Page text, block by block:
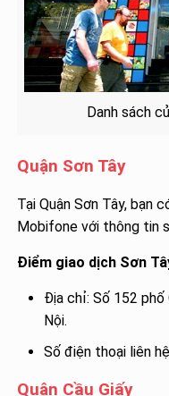
Danh sách
Quận Sơn Tây
Tại Quận Sơn Tây, bạn
Mobifone với thông tin
Điểm giao dịch Sơn
Địa chỉ: Số 152 phố
Nội.
Số điện thoại liên
Quận Cầu Giấy